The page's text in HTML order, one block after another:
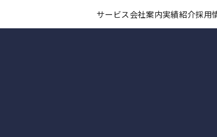
サービス会社案内実績紹介採用